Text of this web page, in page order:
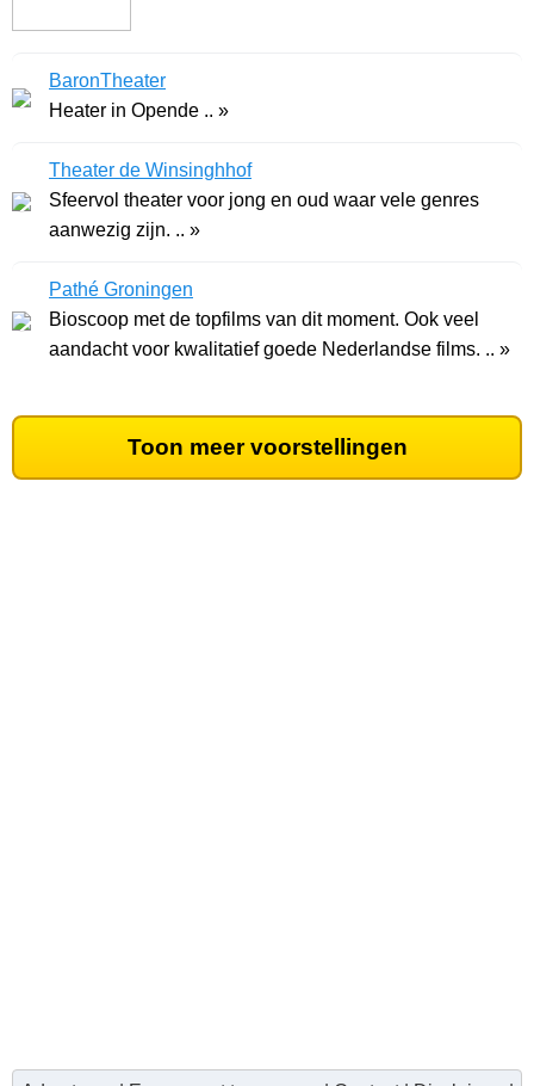
BaronTheater
Heater in Opende .. »
Theater de Winsinghhof
Sfeervol theater voor jong en oud waar vele genres
aanwezig zijn. .. »
Pathé Groningen
Bioscoop met de topfilms van dit moment. Ook veel
aandacht voor kwalitatief goede Nederlandse films. .. »
Toon meer voorstellingen